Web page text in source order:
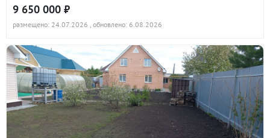
9 650 000 ₽
размещено: 24.07.2026 , обновлено: 6.08.2026